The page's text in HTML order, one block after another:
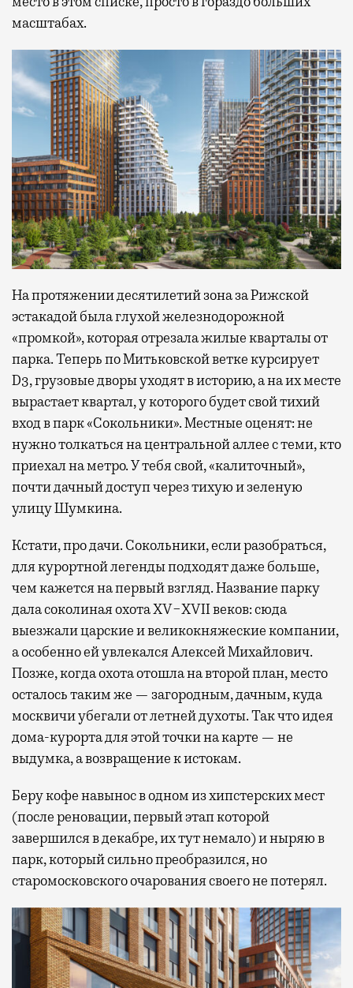
масштабах.
На протяжении десятилетий зона за Рижской
эстакадой была глухой железнодорожной
«промкой», которая отрезала жилые кварталы от
парка. Теперь по Митьковской ветке курсирует
D3, грузовые дворы уходят в историю, а на их месте
вырастает квартал, у которого будет свой тихий
вход в парк «Сокольники». Местные оценят: не
нужно толкаться на центральной аллее с теми, кто
приехал на метро. У тебя свой, «калиточный»,
почти дачный доступ через тихую и зеленую
улицу Шумкина.
Кстати, про дачи. Сокольники, если разобраться,
для курортной легенды подходят даже больше,
чем кажется на первый взгляд. Название парку
дала соколиная охота XV−XVII веков: сюда
выезжали царские и великокняжеские компании,
а особенно ей увлекался Алексей Михайлович.
Позже, когда охота отошла на второй план, место
осталось таким же — загородным, дачным, куда
москвичи убегали от летней духоты. Так что идея
дома-курорта для этой точки на карте — не
выдумка, а возвращение к истокам.
Беру кофе навынос в одном из хипстерских мест
(после реновации, первый этап которой
завершился в декабре, их тут немало) и ныряю в
парк, который сильно преобразился, но
старомосковского очарования своего не потерял.